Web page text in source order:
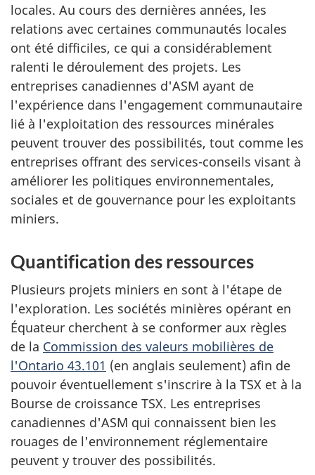
locales. Au cours des dernières années, les
relations avec certaines communautés locales
ont été difficiles, ce qui a considérablement
ralenti le déroulement des projets. Les
entreprises canadiennes d'ASM ayant de
l'expérience dans l'engagement communautaire
lié à l'exploitation des ressources minérales
peuvent trouver des possibilités, tout comme les
entreprises offrant des services-conseils visant à
améliorer les politiques environnementales,
sociales et de gouvernance pour les exploitants
miniers.
Quantification des ressources
Plusieurs projets miniers en sont à l'étape de
l'exploration. Les sociétés minières opérant en
Équateur cherchent à se conformer aux règles
de la Commission des valeurs mobilières de
l'Ontario 43.101 (en anglais seulement) afin de
pouvoir éventuellement s'inscrire à la TSX et à la
Bourse de croissance TSX. Les entreprises
canadiennes d'ASM qui connaissent bien les
rouages de l'environnement réglementaire
peuvent y trouver des possibilités.